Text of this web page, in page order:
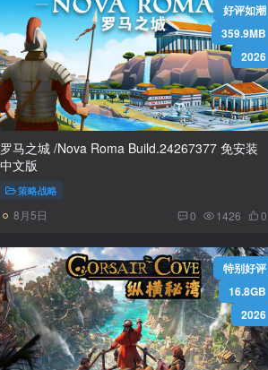
好评如潮
359.9MB
2026
罗马之城 /Nova Roma Build.24267377 免安装
中文版
策略战略
8月5日 0 1426 0
特别好评
16.8GB
2026